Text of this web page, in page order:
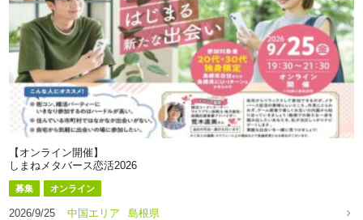
【オンライン開催】
しまねメタバース恋活2026
募集 オンライン
2026/9/25 中国エリア 島根県